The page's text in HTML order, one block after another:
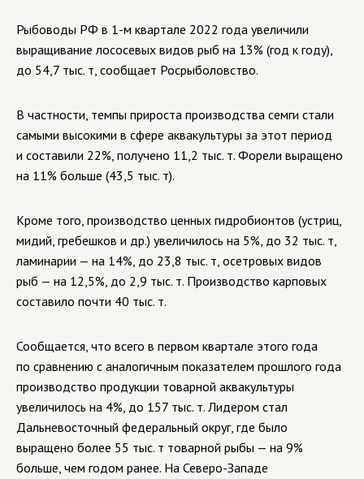
Рыбоводы РФ в 1-м квартале 2022 года увеличили
выращивание лососевых видов рыб на 13% (год к году),
до 54,7 тыс. т, сообщает Росрыболовство.
В частности, темпы прироста производства семги стали
самыми высокими в сфере аквакультуры за этот период
и составили 22%, получено 11,2 тыс. т. Форели выращено
на 11% больше (43,5 тыс. т).
Кроме того, производство ценных гидробионтов (устриц,
мидий, гребешков и др.) увеличилось на 5%, до 32 тыс. т,
ламинарии — на 14%, до 23,8 тыс. т, осетровых видов
рыб — на 12,5%, до 2,9 тыс. т. Производство карповых
составило почти 40 тыс. т.
Сообщается, что всего в первом квартале этого года
по сравнению с аналогичным показателем прошлого года
производство продукции товарной аквакультуры
увеличилось на 4%, до 157 тыс. т. Лидером стал
Дальневосточный федеральный округ, где было
выращено более 55 тыс. т товарной рыбы — на 9%
больше, чем годом ранее. На Северо-Западе